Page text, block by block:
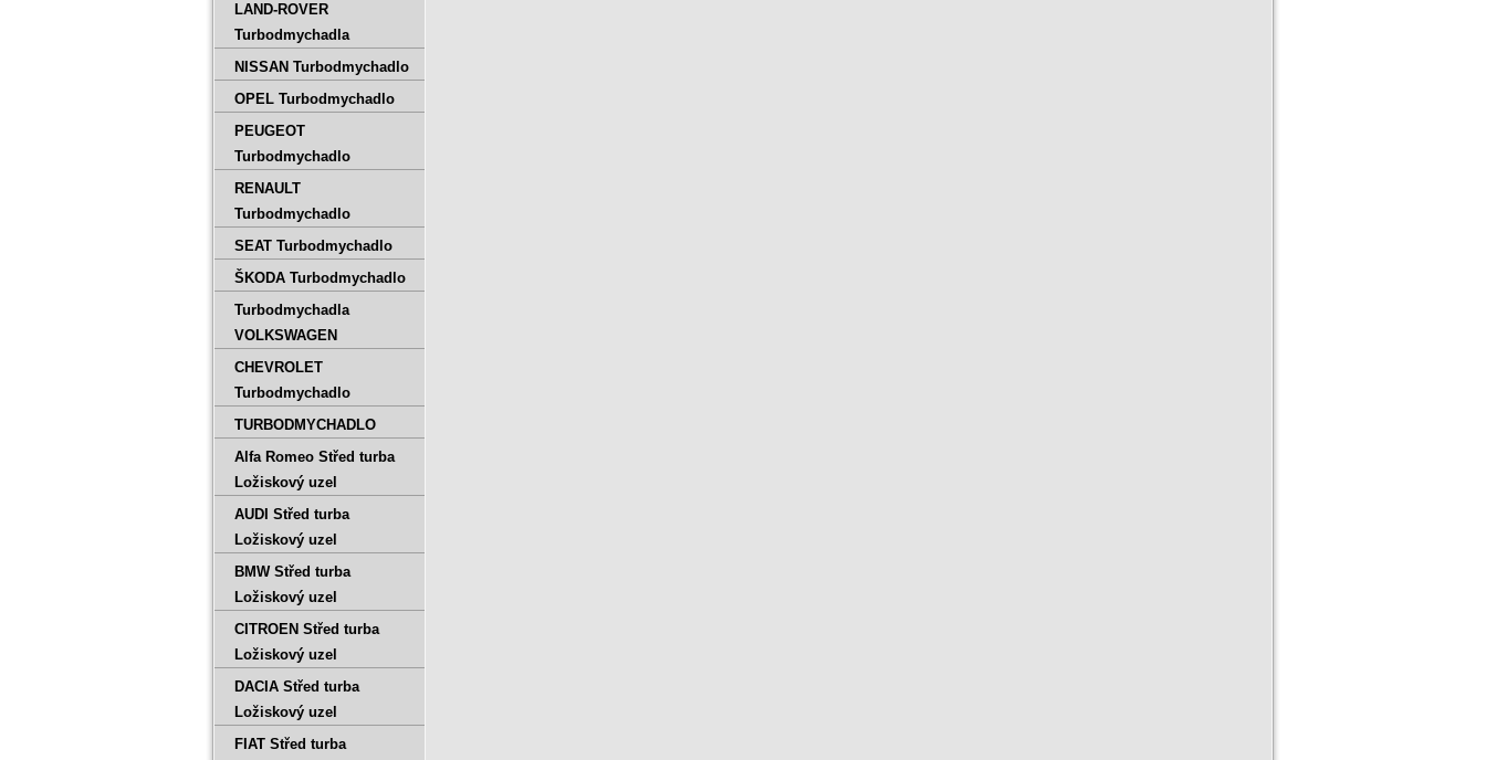
LAND-ROVER
Turbodmychadla
NISSAN Turbodmychadlo
OPEL Turbodmychadlo
PEUGEOT
Turbodmychadlo
RENAULT
Turbodmychadlo
SEAT Turbodmychadlo
ŠKODA Turbodmychadlo
Turbodmychadla
VOLKSWAGEN
CHEVROLET
Turbodmychadlo
TURBODMYCHADLO
Alfa Romeo Střed turba
Ložiskový uzel
AUDI Střed turba
Ložiskový uzel
BMW Střed turba
Ložiskový uzel
CITROEN Střed turba
Ložiskový uzel
DACIA Střed turba
Ložiskový uzel
FIAT Střed turba